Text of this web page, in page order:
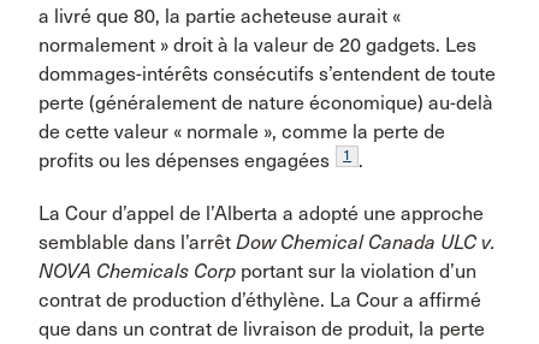
a livré que 80, la partie acheteuse aurait «
normalement » droit à la valeur de 20 gadgets. Les
dommages-intérêts consécutifs s’entendent de toute
perte (généralement de nature économique) au-delà
de cette valeur « normale », comme la perte de
profits ou les dépenses engagées
1 .
La Cour d’appel de l’Alberta a adopté une approche
semblable dans l’arrêt Dow Chemical Canada ULC v.
NOVA Chemicals Corp portant sur la violation d’un
contrat de production d’éthylène. La Cour a affirmé
que dans un contrat de livraison de produit, la perte